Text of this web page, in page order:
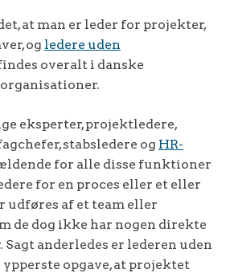
at man er leder for projekter,
og ledere uden
overalt i danske
eksperter, projektledere,
stabsledere og HR-
for alle disse funktioner
for en proces eller et eller
udføres af et team eller
de dog ikke har nogen direkte
anderledes er lederen uden
opgave, at projektet